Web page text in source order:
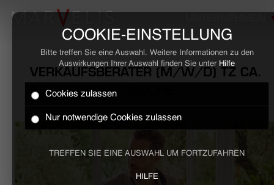
COOKIE-EINSTELLUNG
Bitte treffen Sie eine Auswahl. Weitere Informationen zu den
Auswirkungen Ihrer Auswahl finden Sie unter Hilfe
Cookies zulassen
Nur notwendige Cookies zulassen
TREFFEN SIE EINE AUSWAHL UM FORTZUFAHREN
HILFE
HOME
VERKAUFSBERATER (M/W/D) TZ CA.
15 - 30 STD. / WOCHE